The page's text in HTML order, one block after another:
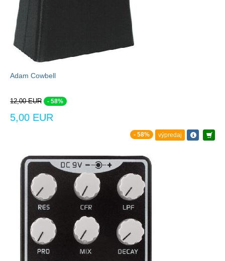
Adam Cowbell
12,00 EUR - 58%
5,00 EUR
- 58% výpredaj